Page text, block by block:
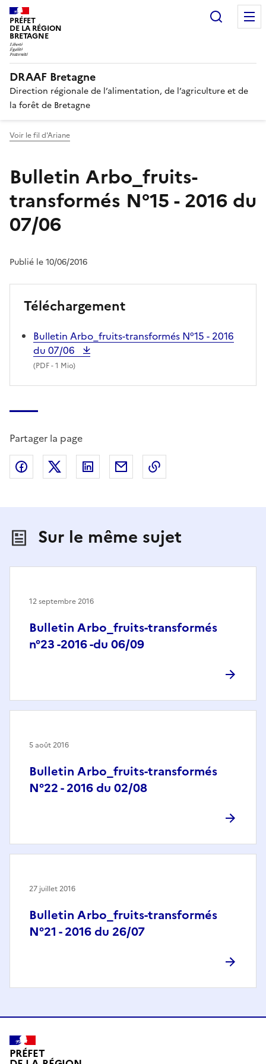
PRÉFET
DE LA RÉGION
BRETAGNE
DRAAF Bretagne
Direction régionale de l’alimentation, de l’agriculture et de
la forêt de Bretagne
Voir le fil d'Ariane
Bulletin Arbo_fruits-
transformés N°15 - 2016 du
07/06
Publié le 10/06/2016
Téléchargement
Bulletin Arbo_fruits-transformés N°15 - 2016
du 07/06
(PDF- 1 Mio)
Partager la page
Partager sur Facebook
Partager sur X (anciennement Twitter)
Partager sur LinkedIn
Partager par email
Sur le même sujet
Bulletin Arbo_fruits-transformés
n°23 -2016 -du 06/09
12 septembre 2016
Bulletin Arbo_fruits-transformés
N°22 - 2016 du 02/08
5 août 2016
Bulletin Arbo_fruits-transformés
N°21 - 2016 du 26/07
27 juillet 2016
PRÉFET